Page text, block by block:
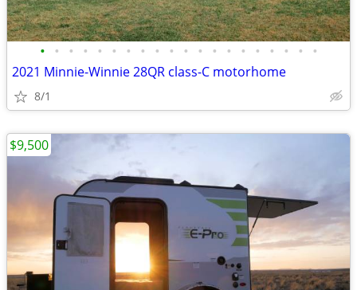
• • • • • • • • • • • • • • • • • • • •
2021 Minnie-Winnie 28QR class-C motorhome
8/1
$9,500